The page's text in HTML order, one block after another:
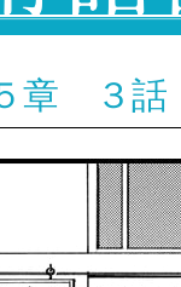
章 ３話